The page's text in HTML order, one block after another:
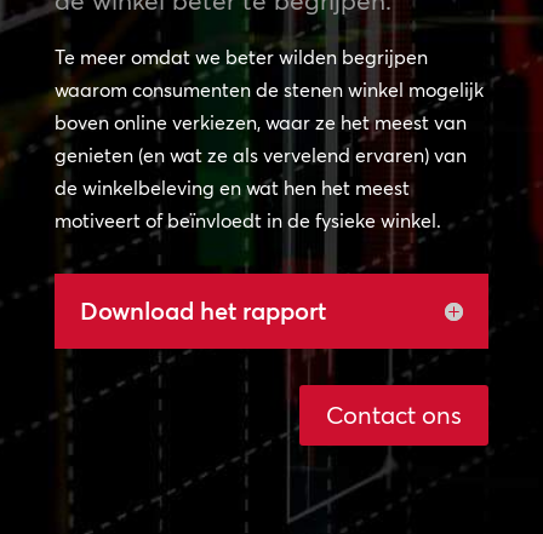
Te meer omdat we beter wilden begrijpen
waarom consumenten de stenen winkel mogelijk
boven online verkiezen, waar ze het meest van
genieten (en wat ze als vervelend ervaren) van
de winkelbeleving en wat hen het meest
motiveert of beïnvloedt in de fysieke winkel.
Download het rapport
Contact ons